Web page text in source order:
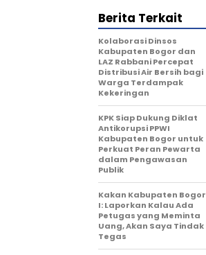
Berita Terkait
Kolaborasi Dinsos
Kabupaten Bogor dan
LAZ Rabbani Percepat
Distribusi Air Bersih bagi
Warga Terdampak
Kekeringan
KPK Siap Dukung Diklat
Antikorupsi PPWI
Kabupaten Bogor untuk
Perkuat Peran Pewarta
dalam Pengawasan
Publik
Kakan Kabupaten Bogor
I: Laporkan Kalau Ada
Petugas yang Meminta
Uang, Akan Saya Tindak
Tegas